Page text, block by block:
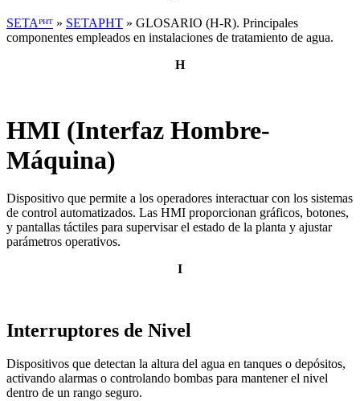
SETAᴾᴴᵀ » SETAPHT » GLOSARIO (H-R). Principales
componentes empleados en instalaciones de tratamiento de agua.
H
HMI (Interfaz Hombre-
Máquina)
Dispositivo que permite a los operadores interactuar con los sistemas
de control automatizados. Las HMI proporcionan gráficos, botones,
y pantallas táctiles para supervisar el estado de la planta y ajustar
parámetros operativos.
I
Interruptores de Nivel
Dispositivos que detectan la altura del agua en tanques o depósitos,
activando alarmas o controlando bombas para mantener el nivel
dentro de un rango seguro.